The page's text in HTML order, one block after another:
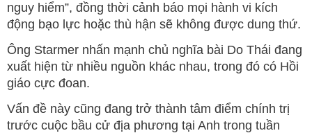
nguy hiểm”, đồng thời cảnh báo mọi hành vi kích
động bạo lực hoặc thù hận sẽ không được dung thứ.
Ông Starmer nhấn mạnh chủ nghĩa bài Do Thái đang
xuất hiện từ nhiều nguồn khác nhau, trong đó có Hồi
giáo cực đoan.
Vấn đề này cũng đang trở thành tâm điểm chính trị
trước cuộc bầu cử địa phương tại Anh trong tuần